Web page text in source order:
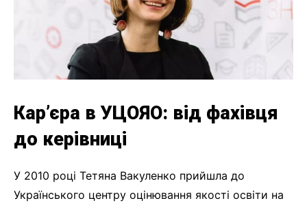
Кар’єра в УЦОЯО: від фахівця
до керівниці
У 2010 році Тетяна Вакуленко прийшла до
Українського центру оцінювання якості освіти на